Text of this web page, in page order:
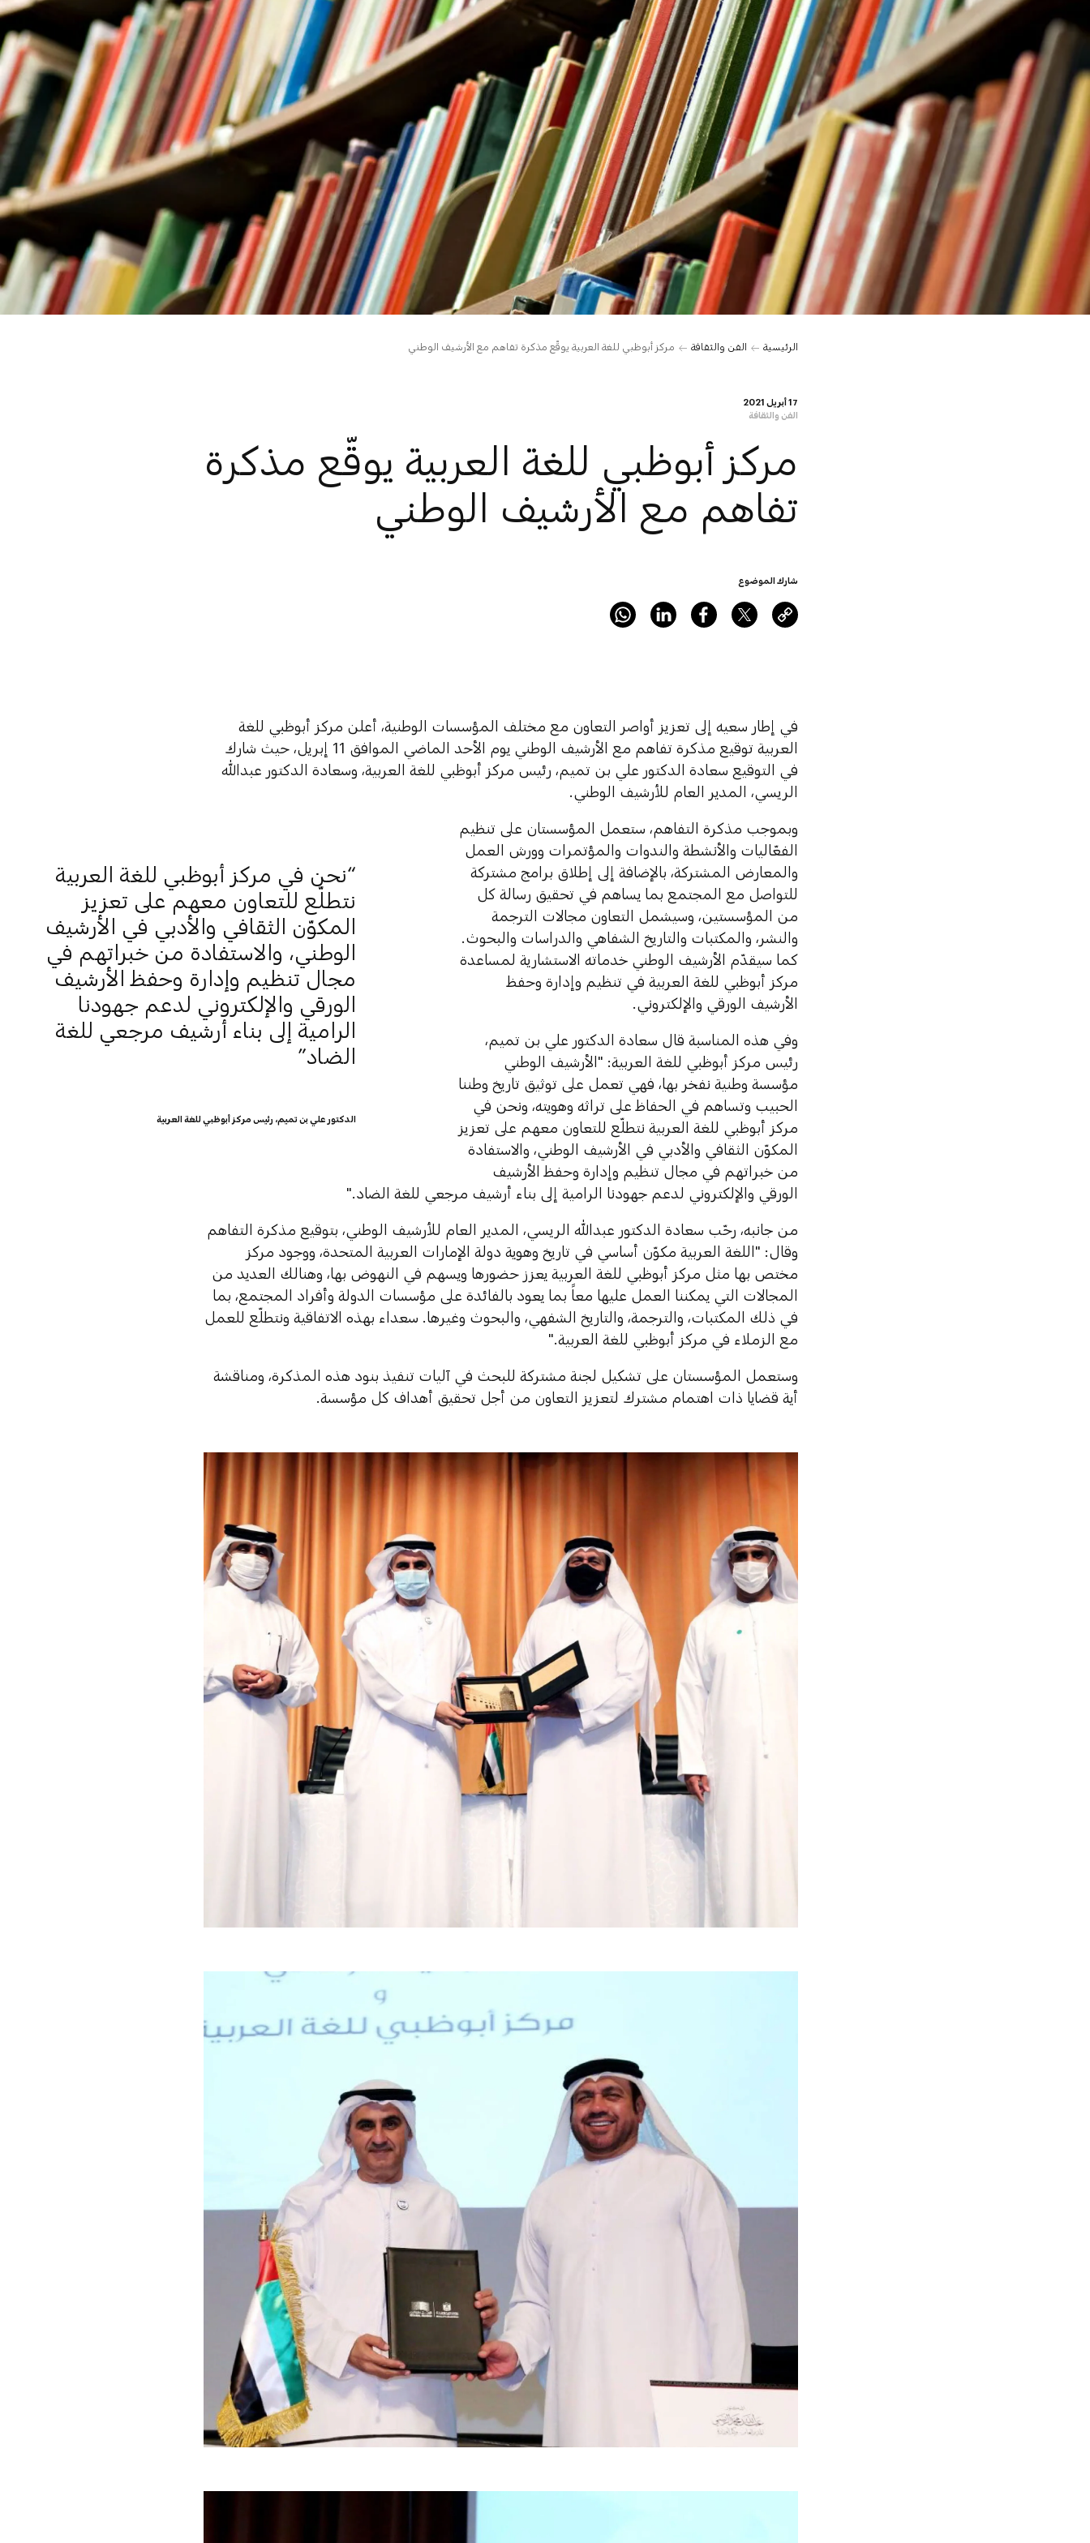
الرئيسية الفن والثقافة مركز أبوظبي للغة العربية يوقّع مذكرة تفاهم مع الأرشيف الوطني
17 أبريل 2021
الفن والثقافة
مركز أبوظبي للغة العربية يوقّع مذكرة
تفاهم مع الأرشيف الوطني
شارك الموضوع
في إطار سعيه إلى تعزيز أواصر التعاون مع مختلف المؤسسات الوطنية، أعلن مركز أبوظبي للغة
العربية توقيع مذكرة تفاهم مع الأرشيف الوطني يوم الأحد الماضي الموافق 11 إبريل، حيث شارك
في التوقيع سعادة الدكتور علي بن تميم، رئيس مركز أبوظبي للغة العربية، وسعادة الدكتور عبدالله
الريسي، المدير العام للأرشيف الوطني.
نحن في مركز أبوظبي للغة العربية
نتطلّع للتعاون معهم على تعزيز
المكوّن الثقافي والأدبي في الأرشيف
الوطني، والاستفادة من خبراتهم في
مجال تنظيم وإدارة وحفظ الأرشيف
الورقي والإلكتروني لدعم جهودنا
الرامية إلى بناء أرشيف مرجعي للغة
الضاد
الدكتور علي بن تميم، رئيس مركز أبوظبي للغة العربية
وبموجب مذكرة التفاهم، ستعمل المؤسستان على تنظيم
الفعّاليات والأنشطة والندوات والمؤتمرات وورش العمل
والمعارض المشتركة، بالإضافة إلى إطلاق برامج مشتركة
للتواصل مع المجتمع بما يساهم في تحقيق رسالة كل
من المؤسستين، وسيشمل التعاون مجالات الترجمة
والنشر، والمكتبات والتاريخ الشفاهي والدراسات والبحوث.
كما سيقدّم الأرشيف الوطني خدماته الاستشارية لمساعدة
مركز أبوظبي للغة العربية في تنظيم وإدارة وحفظ
الأرشيف الورقي والإلكتروني.
وفي هذه المناسبة قال سعادة الدكتور علي بن تميم،
رئيس مركز أبوظبي للغة العربية: "الأرشيف الوطني
مؤسسة وطنية نفخر بها، فهي تعمل على توثيق تاريخ وطننا
الحبيب وتساهم في الحفاظ على تراثه وهويته، ونحن في
مركز أبوظبي للغة العربية نتطلّع للتعاون معهم على تعزيز
المكوّن الثقافي والأدبي في الأرشيف الوطني، والاستفادة
من خبراتهم في مجال تنظيم وإدارة وحفظ الأرشيف
الورقي والإلكتروني لدعم جهودنا الرامية إلى بناء أرشيف مرجعي للغة الضاد."
من جانبه، رحّب سعادة الدكتور عبدالله الريسي، المدير العام للأرشيف الوطني، بتوقيع مذكرة التفاهم
وقال: "اللغة العربية مكوّن أساسي في تاريخ وهوية دولة الإمارات العربية المتحدة، ووجود مركز
مختص بها مثل مركز أبوظبي للغة العربية يعزز حضورها ويسهم في النهوض بها، وهنالك العديد من
المجالات التي يمكننا العمل عليها معاً بما يعود بالفائدة على مؤسسات الدولة وأفراد المجتمع، بما
في ذلك المكتبات، والترجمة، والتاريخ الشفهي، والبحوث وغيرها. سعداء بهذه الاتفاقية ونتطلّع للعمل
مع الزملاء في مركز أبوظبي للغة العربية."
وستعمل المؤسستان على تشكيل لجنة مشتركة للبحث في آليات تنفيذ بنود هذه المذكرة، ومناقشة
أية قضايا ذات اهتمام مشترك لتعزيز التعاون من أجل تحقيق أهداف كل مؤسسة.